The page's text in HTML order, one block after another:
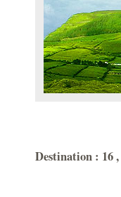
Destination : 16 ,